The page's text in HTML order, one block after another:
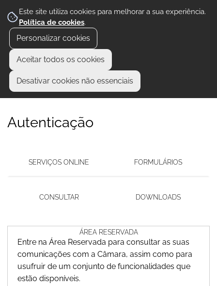
Este site utiliza cookies para melhorar a sua experiência.
Política de cookies.
Personalizar cookies
Aceitar todos os cookies
Desativar cookies não essenciais
Autenticação
SERVIÇOS ONLINE FORMULÁRIOS
CONSULTAR DOWNLOADS
ÁREA RESERVADA
Entre na Área Reservada para consultar as suas
comunicações com a Câmara, assim como para
usufruir de um conjunto de funcionalidades que
estão disponíveis.